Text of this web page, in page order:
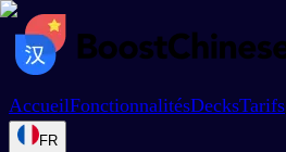
AccueilFonctionnalitésDecksTarifs
FR